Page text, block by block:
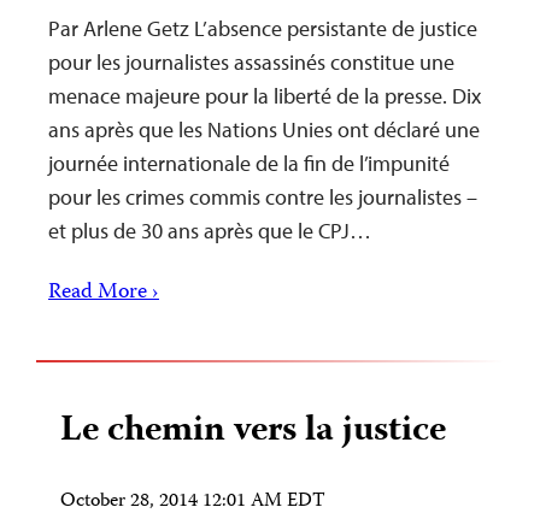
Par Arlene Getz L’absence persistante de justice
pour les journalistes assassinés constitue une
menace majeure pour la liberté de la presse. Dix
ans après que les Nations Unies ont déclaré une
journée internationale de la fin de l’impunité
pour les crimes commis contre les journalistes –
et plus de 30 ans après que le CPJ…
Read More ›
Le chemin vers la justice
October 28, 2014 12:01 AM EDT